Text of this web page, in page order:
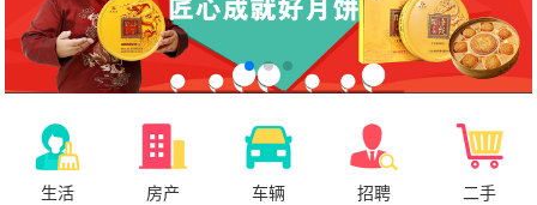
生活 房产 车辆 招聘 二手